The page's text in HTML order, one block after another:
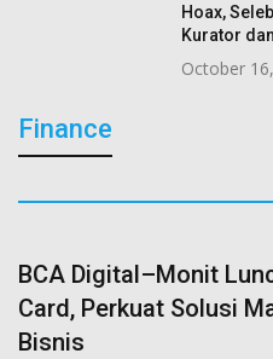
Hoax,
Kurator
October
Finance
BCA Digital–Monit
Card, Perkuat Solusi
Bisnis